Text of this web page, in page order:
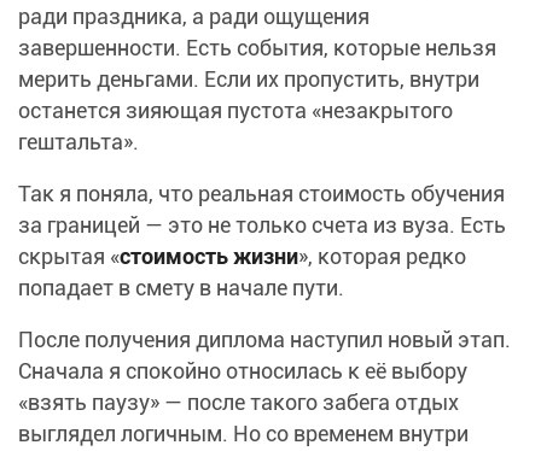
ради праздника, а ради ощущения
завершенности. Есть события, которые нельзя
мерить деньгами. Если их пропустить, внутри
останется зияющая пустота «незакрытого
гештальта».
Так я поняла, что реальная стоимость обучения
за границей — это не только счета из вуза. Есть
скрытая «стоимость жизни», которая редко
попадает в смету в начале пути.
После получения диплома наступил новый этап.
Сначала я спокойно относилась к её выбору
«взять паузу» — после такого забега отдых
выглядел логичным. Но со временем внутри